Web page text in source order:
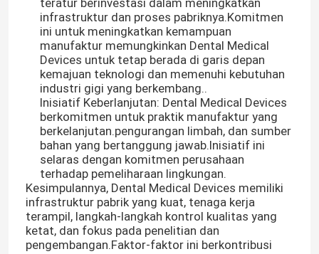
teratur berinvestasi dalam meningkatkan
infrastruktur dan proses pabriknya.Komitmen
ini untuk meningkatkan kemampuan
manufaktur memungkinkan Dental Medical
Devices untuk tetap berada di garis depan
kemajuan teknologi dan memenuhi kebutuhan
industri gigi yang berkembang..
Inisiatif Keberlanjutan: Dental Medical Devices
berkomitmen untuk praktik manufaktur yang
berkelanjutan.pengurangan limbah, dan sumber
bahan yang bertanggung jawab.Inisiatif ini
selaras dengan komitmen perusahaan
terhadap pemeliharaan lingkungan.
Kesimpulannya, Dental Medical Devices memiliki
infrastruktur pabrik yang kuat, tenaga kerja
terampil, langkah-langkah kontrol kualitas yang
ketat, dan fokus pada penelitian dan
pengembangan.Faktor-faktor ini berkontribusi